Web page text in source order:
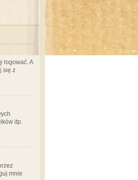
logować. A
się z
itp.
mnie